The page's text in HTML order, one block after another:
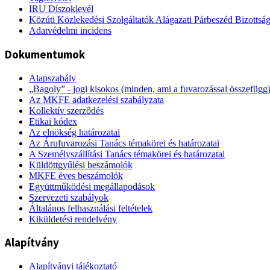
IRU Díszoklevél
Közúti Közlekedési Szolgáltatók Alágazati Párbeszéd
Adatvédelmi incidens
Dokumentumok
Alapszabály
„Bagoly” - jogi kisokos (minden, ami a fuvarozással összefügg)
Az MKFE adatkezelési szabályzata
Kollektív szerződés
Etikai kódex
Az elnökség határozatai
Az Árufuvarozási Tanács témakörei és határozatai
A Személyszállítási Tanács témakörei és határozatai
Küldöttgyűlési beszámolók
MKFE éves beszámolók
Együttműködési megállapodások
Szervezeti szabályok
Általános felhasználási feltételek
Kiküldetési rendelvény
Alapítvány
Alapítványi tájékoztató